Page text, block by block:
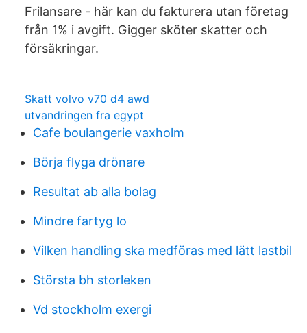
Frilansare - här kan du fakturera utan företag
från 1% i avgift. Gigger sköter skatter och
försäkringar.
Skatt volvo v70 d4 awd
utvandringen fra egypt
Cafe boulangerie vaxholm
Börja flyga drönare
Resultat ab alla bolag
Mindre fartyg lo
Vilken handling ska medföras med lätt lastbil
Största bh storleken
Vd stockholm exergi